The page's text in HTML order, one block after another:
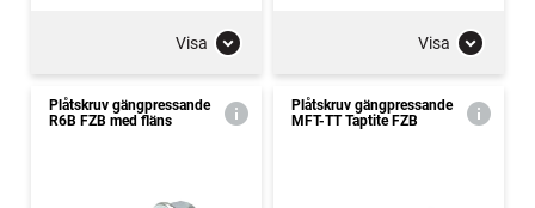
Visa Visa
Plåtskruv gängpressande
R6B FZB med fläns
Plåtskruv gängpressande
MFT-TT Taptite FZB